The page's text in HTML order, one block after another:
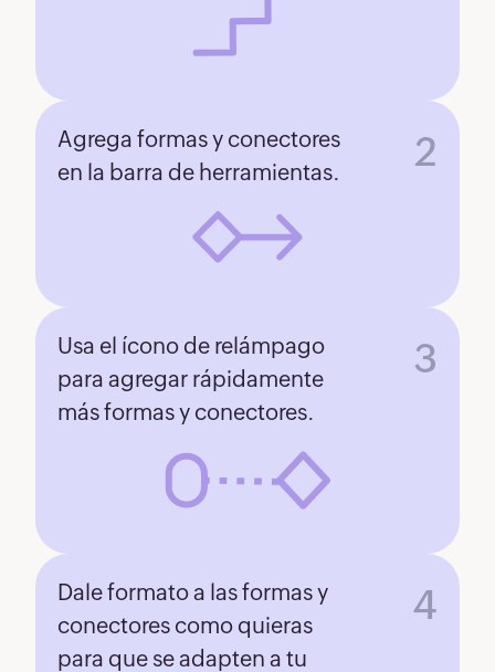
Agrega formas y conectores
en la barra de herramientas.
2
Usa el ícono de relámpago
para agregar rápidamente
más formas y conectores.
3
Dale formato a las formas y
conectores como quieras
para que se adapten a tu
4